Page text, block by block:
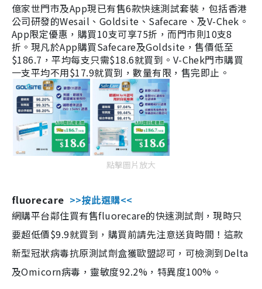
億家世門市及App現已有售6款快速測試套裝，包括香港
公司研發的Wesail、Goldsite、Safecare、及V-Chek。
App限定優惠，購買10支可享75折，而門市則10支8
折。現凡於App購買Safecare及Goldsite，售價低至
$186.7，平均每支只需$18.6就買到。V-Chek門市購買
一支平均不用$17.9就買到，數量有限，售完即止。
點擊圖片放大
fluorecare >>按此選購<<
網購平台鄰住買有售fluorecare的快速測試劑，現時只
要超低價$9.9就買到，購買前請先注意送貨時間！這款
新型冠狀病毒抗原測試劑盒獲歐盟認可，可檢測到Delta
及Omicorn病毒，靈敏度92.2%，特異度100%。